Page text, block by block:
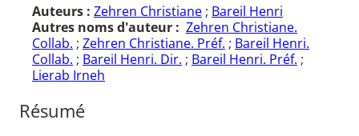
Auteurs : Zehren Christiane ; Bareil Henri
Autres noms d'auteur : Zehren Christiane.
Collab. ; Zehren Christiane. Préf. ; Bareil Henri.
Collab. ; Bareil Henri. Dir. ; Bareil Henri. Préf. ;
Lierab Irneh
Résumé